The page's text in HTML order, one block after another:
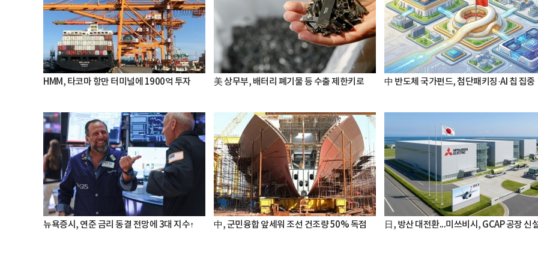
HMM, 타코마 항만 터미널에 1900억 투자 美 상무부, 배터리 폐기물 등 수출 제한키로 中 반도체 국가펀드, 첨단패키징·AI 칩 집중
뉴욕증시, 연준 금리 동결 전망에 3대 지수↑ 中, 군민융합 앞세워 조선 건조량 50% 독점 日, 방산 대전환...미쓰비시, GCAP 공장 신